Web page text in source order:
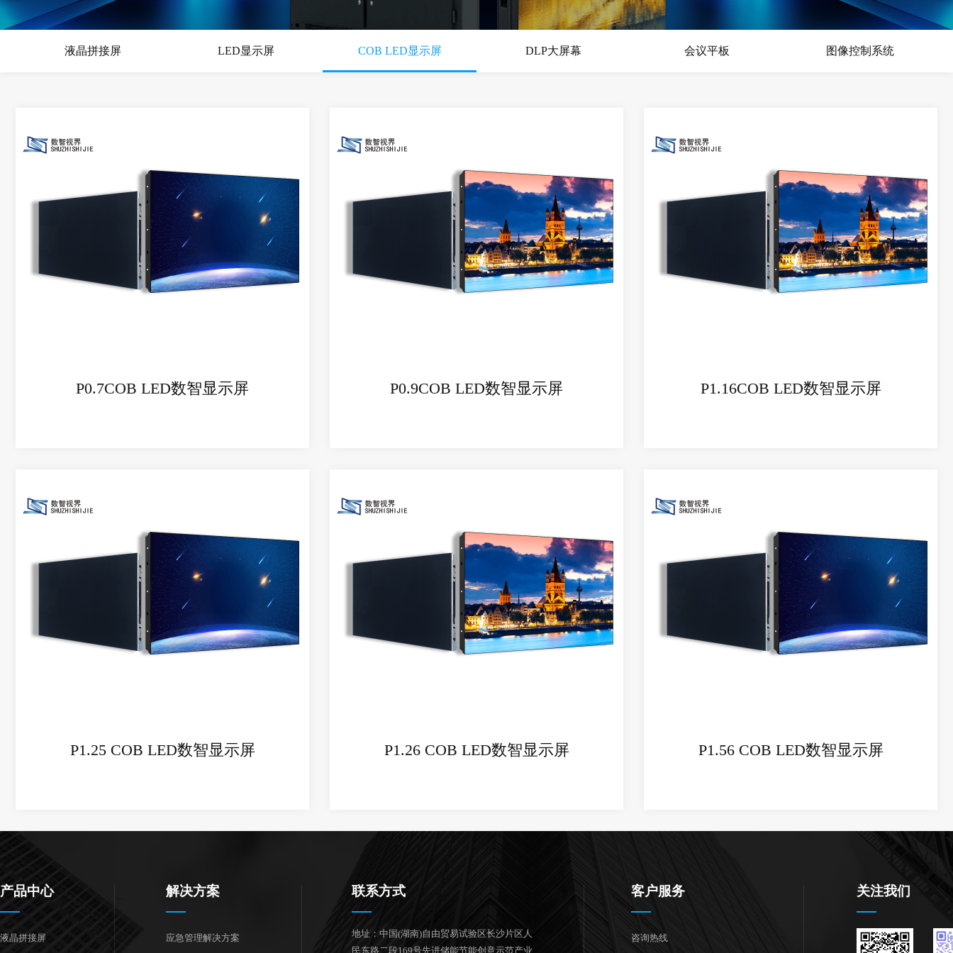
液晶拼接屏 LED显示屏 COB LED显示屏 DLP大屏幕 会议平板 图像控制系统
P0.7COB LED数智显示屏 P0.9COB LED数智显示屏 P1.16COB LED数智显示屏
P1.25 COB LED数智显示屏 P1.26 COB LED数智显示屏 P1.56 COB LED数智显示屏
产品中心
液晶拼接屏
解决方案
应急管理解决方案
联系方式
地址：中国(湖南)自由贸易试验区长沙片区人
民东路二段169号先进储能节能创意示范产业
客户服务
咨询热线
关注我们